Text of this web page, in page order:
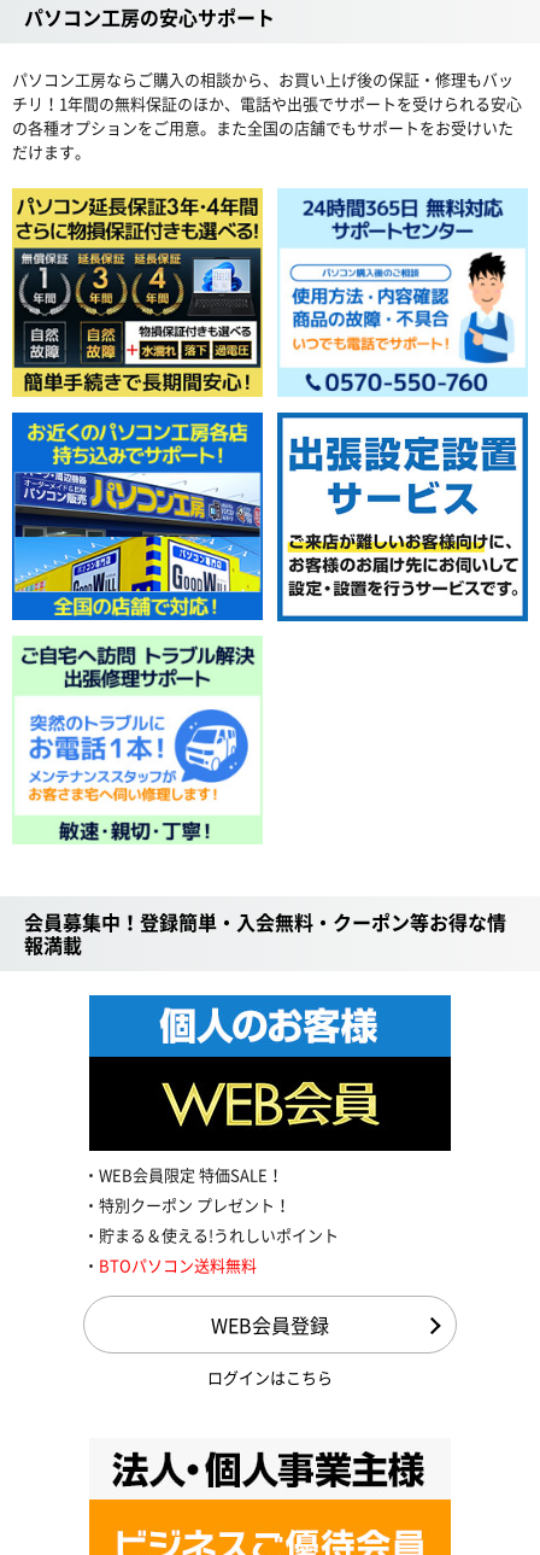
パソコン工房の安心サポート
パソコン工房ならご購入の相談から、お買い上げ後の保証・修理もバッ
チリ！1年間の無料保証のほか、電話や出張でサポートを受けられる安心
の各種オプションをご用意。また全国の店舗でもサポートをお受けいた
だけます。
会員募集中！登録簡単・入会無料・クーポン等お得な情
報満載
WEB会員限定 特価SALE！
特別クーポン プレゼント！
貯まる＆使える!うれしいポイント
BTOパソコン送料無料
WEB会員登録
ログインはこちら